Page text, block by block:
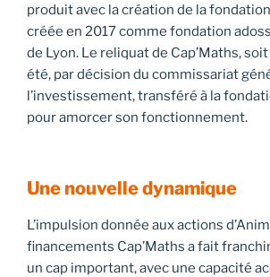
produit avec la création de la
créée en 2017 comme fondation
de Lyon. Le reliquat de Cap’Maths,
été, par décision du commissariat
l’investissement, transféré à la
pour amorcer son fonctionnement.
Une nouvelle dynamique
L’impulsion donnée aux actions
financements Cap’Maths a fait
un cap important, avec une capacité